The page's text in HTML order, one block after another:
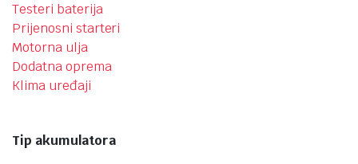
Testeri baterija
Prijenosni starteri
Motorna ulja
Dodatna oprema
Klima uređaji
Tip akumulatora